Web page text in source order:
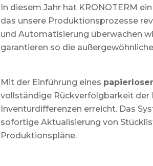
In diesem Jahr hat KRONOTERM
das unsere Produktionsprozesse
und Automatisierung überwachen
garantieren so die
Mit der Einführung eines
vollständige Rückverfolgbarkeit der
Inventurdifferenzen erreicht. Das
sofortige Aktualisierung von
Produktionspläne.